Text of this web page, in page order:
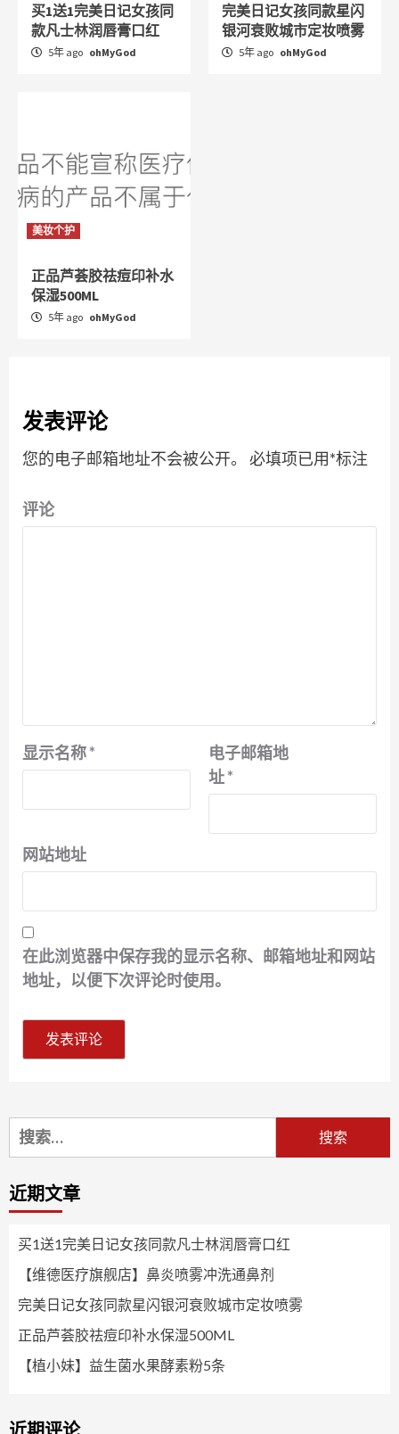
买1送1完美日记女孩同
款凡士林润唇膏口红
5年 ago ohMyGod
完美日记女孩同款星闪
银河衰败城市定妆喷雾
5年 ago ohMyGod
美妆个护
正品芦荟胶祛痘印补水
保湿500ML
5年 ago ohMyGod
发表评论
您的电子邮箱地址不会被公开。 必填项已用*标注
评论
显示名称*
电子邮箱地
址*
网站地址
在此浏览器中保存我的显示名称、邮箱地址和网站
地址，以便下次评论时使用。
搜
索：
近期文章
买1送1完美日记女孩同款凡士林润唇膏口红
【维德医疗旗舰店】鼻炎喷雾冲洗通鼻剂
完美日记女孩同款星闪银河衰败城市定妆喷雾
正品芦荟胶祛痘印补水保湿500ML
【植小妹】益生菌水果酵素粉5条